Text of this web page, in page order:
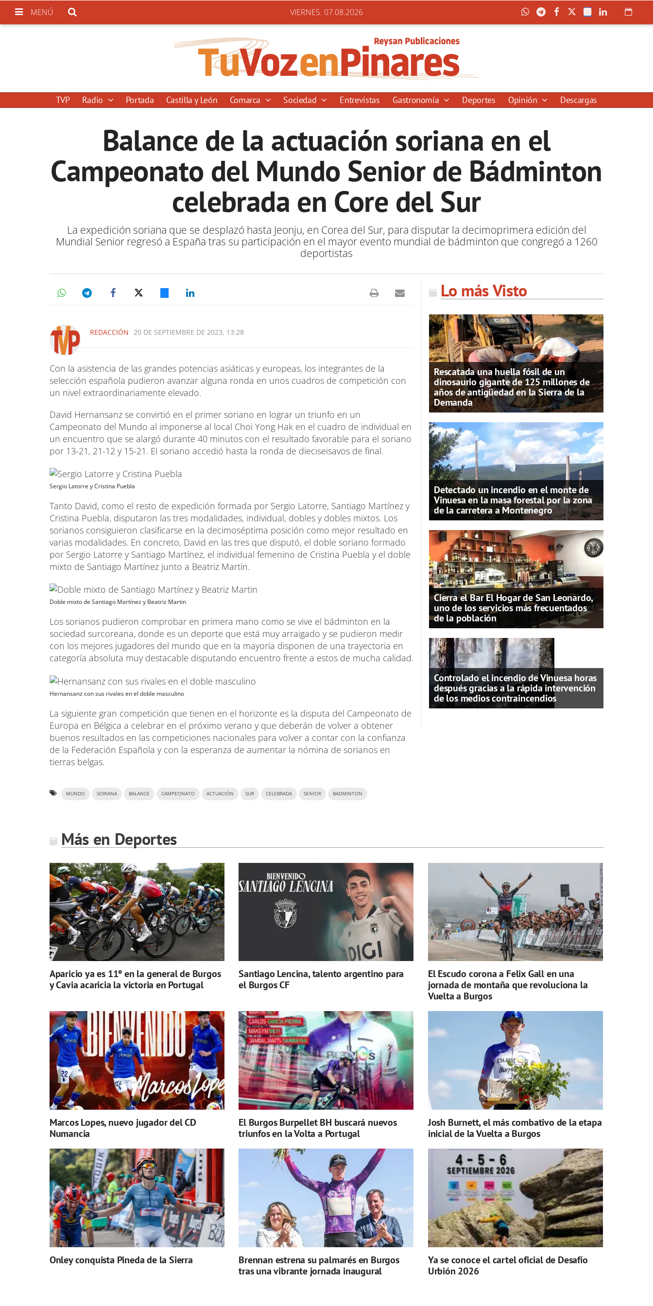
MENÚ VIERNES. 07.08.2026
TVP Radio Portada Castilla y León Comarca Sociedad Entrevistas Gastronomía Deportes Opinión Descargas
Balance de la actuación soriana en el
Campeonato del Mundo Senior de Bádminton
celebrada en Core del Sur
La expedición soriana que se desplazó hasta Jeonju, en Corea del Sur, para disputar la decimoprimera edición del
Mundial Senior regresó a España tras su participación en el mayor evento mundial de bádminton que congregó a 1260
deportistas
REDACCIÓN 20 DE SEPTIEMBRE DE 2023, 13:28
Con la asistencia de las grandes potencias asiáticas y europeas, los integrantes de la
selección española pudieron avanzar alguna ronda en unos cuadros de competición con
un nivel extraordinariamente elevado.
David Hernansanz se convirtió en el primer soriano en lograr un triunfo en un
Campeonato del Mundo al imponerse al local Choi Yong Hak en el cuadro de individual en
un encuentro que se alargó durante 40 minutos con el resultado favorable para el soriano
por 13-21, 21-12 y 15-21. El soriano accedió hasta la ronda de dieciseisavos de final.
Sergio Latorre y Cristina Puebla
Tanto David, como el resto de expedición formada por Sergio Latorre, Santiago Martínez y
Cristina Puebla, disputaron las tres modalidades, individual, dobles y dobles mixtos. Los
sorianos consiguieron clasificarse en la decimoséptima posición como mejor resultado en
varias modalidades. En concreto, David en las tres que disputó, el doble soriano formado
por Sergio Latorre y Santiago Martínez, el individual femenino de Cristina Puebla y el doble
mixto de Santiago Martínez junto a Beatriz Martín.
Doble mixto de Santiago Martínez y Beatriz Martin
Los sorianos pudieron comprobar en primera mano como se vive el bádminton en la
sociedad surcoreana, donde es un deporte que está muy arraigado y se pudieron medir
con los mejores jugadores del mundo que en la mayoría disponen de una trayectoria en
categoría absoluta muy destacable disputando encuentro frente a estos de mucha calidad.
Hernansanz con sus rivales en el doble masculino
La siguiente gran competición que tienen en el horizonte es la disputa del Campeonato de
Europa en Bélgica a celebrar en el próximo verano y que deberán de volver a obtener
buenos resultados en las competiciones nacionales para volver a contar con la confianza
de la Federación Española y con la esperanza de aumentar la nómina de sorianos en
tierras belgas.
MUNDO SORIANA BALANCE CAMPEONATO ACTUACIÓN SUR CELEBRADA SENIOR BADMINTON
Lo más Visto
Rescatada una huella fósil de un
dinosaurio gigante de 125 millones de
años de antigüedad en la Sierra de la
Demanda
Detectado un incendio en el monte de
Vinuesa en la masa forestal por la zona
de la carretera a Montenegro
Cierra el Bar El Hogar de San Leonardo,
uno de los servicios más frecuentados
de la población
Controlado el incendio de Vinuesa horas
después gracias a la rápida intervención
de los medios contraincendios
Más en Deportes
Aparicio ya es 11º en la general de Burgos
y Cavia acaricia la victoria en Portugal
Santiago Lencina, talento argentino para
el Burgos CF
El Escudo corona a Felix Gall en una
jornada de montaña que revoluciona la
Vuelta a Burgos
Marcos Lopes, nuevo jugador del CD
Numancia
El Burgos Burpellet BH buscará nuevos
triunfos en la Volta a Portugal
Josh Burnett, el más combativo de la etapa
inicial de la Vuelta a Burgos
Onley conquista Pineda de la Sierra
Brennan estrena su palmarés en Burgos
tras una vibrante jornada inaugural
Ya se conoce el cartel oficial de Desafío
Urbión 2026